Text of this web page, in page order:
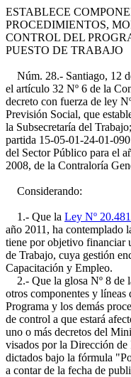
ESTABLECE
PROCEDIMIENTOS,
CONTROL DEL
PUESTO DE TRABAJO
Núm. 28.- Santiago, 12
el artículo 32 Nº 6 de la
decreto con fuerza de ley
Previsión Social, que
la Subsecretaría del
partida 15-05-01-24-01-
del Sector Público para el
2008, de la Contraloría
Considerando:
1.- Que la Ley Nº 20.481
año 2011, ha contemplado
tiene por objetivo financiar
de Trabajo, cuya gestión
Capacitación y Empleo.
2.- Que la glosa Nº 8 de
otros componentes y líneas
Programa y los demás
de control a que estará
uno o más decretos del
visados por la Dirección de
dictados bajo la fórmula
a contar de la fecha de